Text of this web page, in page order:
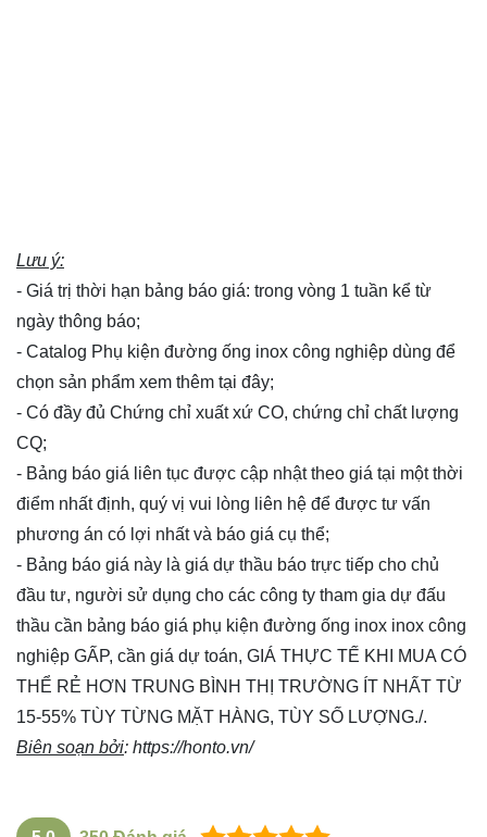
Lưu ý:
- Giá trị thời hạn bảng báo giá: trong vòng 1 tuần kể từ
ngày thông báo;
- Catalog Phụ kiện đường ống inox công nghiệp dùng để
chọn sản phẩm xem thêm tại đây;
- Có đầy đủ Chứng chỉ xuất xứ CO, chứng chỉ chất lượng
CQ;
- Bảng báo giá liên tục được cập nhật theo giá tại một thời
điểm nhất định, quý vị vui lòng liên hệ để được tư vấn
phương án có lợi nhất và báo giá cụ thể;
- Bảng báo giá này là giá dự thầu báo trực tiếp cho chủ
đầu tư, người sử dụng cho các công ty tham gia dự đấu
thầu cần bảng báo giá phụ kiện đường ống inox inox công
nghiệp GẤP, cần giá dự toán, GIÁ THỰC TẾ KHI MUA CÓ
THỂ RẺ HƠN TRUNG BÌNH THỊ TRƯỜNG ÍT NHẤT TỪ
15-55% TÙY TỪNG MẶT HÀNG, TÙY SỐ LƯỢNG./.
Biên soạn bởi: https://honto.vn/